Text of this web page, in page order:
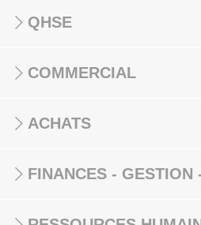
QHSE
COMMERCIAL
ACHATS
FINANCES - GESTION